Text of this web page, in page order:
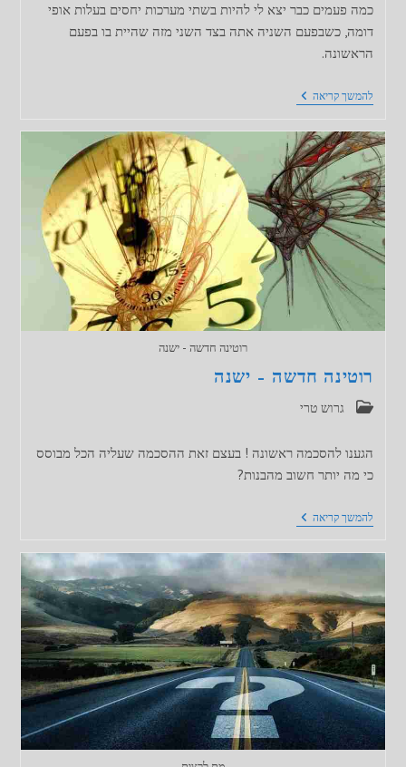
כמה פעמים כבר יצא לי להיות בשתי מערכות יחסים בעלות אופי
דומה, כשבפעם השניה אתה בצד השני מזה שהיית בו בפעם
הראשונה.
להמשך קריאהחצי
אהבה
–
השתקפויות
רוטינה חדשה - ישנה
רוטינה חדשה – ישנה
קטגוריה:גרוש טרי
הגענו להסכמה ראשונה ! בעצם זאת ההסכמה שעליה הכל מבוסס
כי מה יותר חשוב מהבנות?
להמשך קריאהרוטינה
חדשה
ישנה